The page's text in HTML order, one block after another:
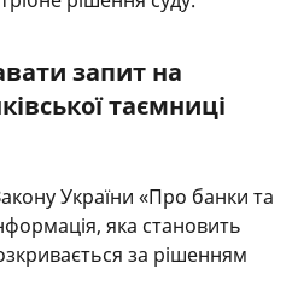
запит на
таємниці
України «Про банки та
яка становить
за рішенням